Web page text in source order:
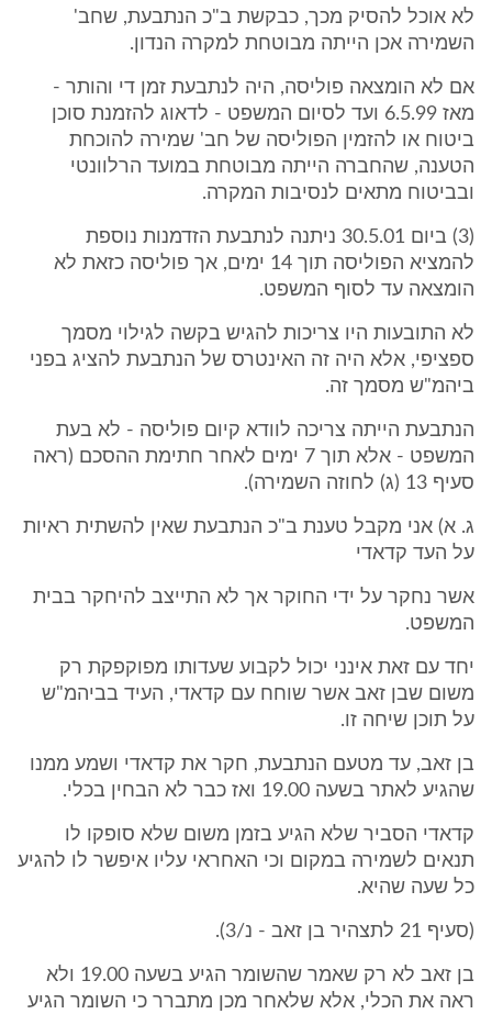
לא אוכל להסיק מכך, כבקשת ב"כ הנתבעת, שחב'
השמירה אכן הייתה מבוטחת למקרה הנדון.
אם לא הומצאה פוליסה, היה לנתבעת זמן די והותר -
מאז 6.5.99 ועד לסיום המשפט - לדאוג להזמנת סוכן
ביטוח או להזמין הפוליסה של חב' שמירה להוכחת
הטענה, שהחברה הייתה מבוטחת במועד הרלוונטי
ובביטוח מתאים לנסיבות המקרה.
(3) ביום 30.5.01 ניתנה לנתבעת הזדמנות נוספת
להמציא הפוליסה תוך 14 ימים, אך פוליסה כזאת לא
הומצאה עד לסוף המשפט.
לא התובעות היו צריכות להגיש בקשה לגילוי מסמך
ספציפי, אלא היה זה האינטרס של הנתבעת להציג בפני
ביהמ"ש מסמך זה.
הנתבעת הייתה צריכה לוודא קיום פוליסה - לא בעת
המשפט - אלא תוך 7 ימים לאחר חתימת ההסכם (ראה
סעיף 13 (ג) לחוזה השמירה).
ג. א) אני מקבל טענת ב"כ הנתבעת שאין להשתית ראיות
על העד קדאדי
אשר נחקר על ידי החוקר אך לא התייצב להיחקר בבית
המשפט.
יחד עם זאת אינני יכול לקבוע שעדותו מפוקפקת רק
משום שבן זאב אשר שוחח עם קדאדי, העיד בביהמ"ש
על תוכן שיחה זו.
בן זאב, עד מטעם הנתבעת, חקר את קדאדי ושמע ממנו
שהגיע לאתר בשעה 19.00 ואז כבר לא הבחין בכלי.
קדאדי הסביר שלא הגיע בזמן משום שלא סופקו לו
תנאים לשמירה במקום וכי האחראי עליו איפשר לו להגיע
כל שעה שהיא.
(סעיף 21 לתצהיר בן זאב - נ/3).
בן זאב לא רק שאמר שהשומר הגיע בשעה 19.00 ולא
ראה את הכלי, אלא שלאחר מכן מתברר כי השומר הגיע